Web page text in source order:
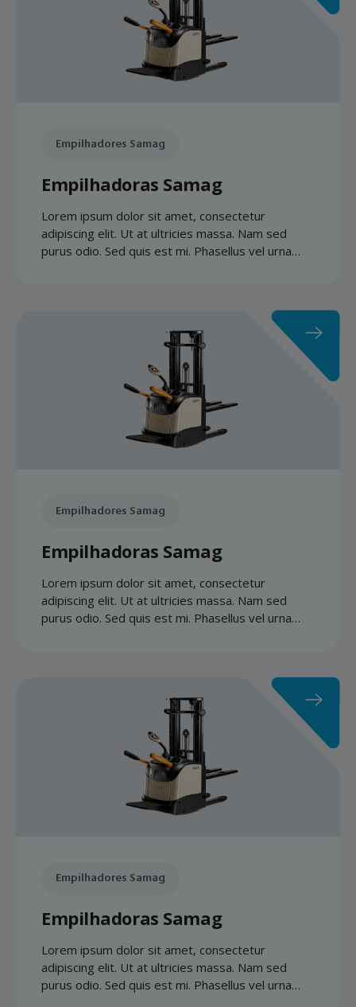
Empilhadores Samag
Empilhadoras Samag
Lorem ipsum dolor sit amet, consectetur
adipiscing elit. Ut at ultricies massa. Nam sed
purus odio. Sed quis est mi. Phasellus vel urna
Empilhadores Samag
Empilhadoras Samag
Lorem ipsum dolor sit amet, consectetur
adipiscing elit. Ut at ultricies massa. Nam sed
purus odio. Sed quis est mi. Phasellus vel urna
Empilhadores Samag
Empilhadoras Samag
Lorem ipsum dolor sit amet, consectetur
adipiscing elit. Ut at ultricies massa. Nam sed
purus odio. Sed quis est mi. Phasellus vel urna